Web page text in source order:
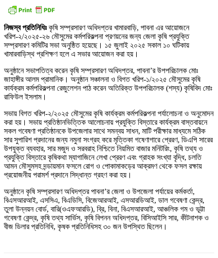
নিজস্ব প্রতিনিধিঃকৃষি সম্প্রসারণ অধিদপ্তর খামারবাড়ি, পাবনা এর আয়োজনে
খরিপ-২/২০২৫-২৬ মৌসুমের কর্মপরিকল্পনা প্রণয়নের জন্য জেলা কৃষি প্রযুক্তি
সম্প্রসারণ কমিটির সভা অনুষ্ঠিত হয়েছে। ১৫ জুলাই ২০২৫ সকাল ১০ ঘটিকায়
খামারবাড়িস্থ প্রশিক্ষণ হলে এ সভার আয়োজন করা হয়।
অনুষ্ঠানে সভাপতিত্ব করেন কৃষি সম্প্রসারণ অধিদপ্তর, পাবনা’র উপপরিচালক মোঃ
জাহাঙ্গীর আলম প্রামানিক। অনুষ্ঠান সঞ্চালনা ও বিগত খরিপ-১/২০২৫ মৌসুমের কৃষি
কার্যক্রম কর্মপরিকল্পনা রেজুলেশন পাঠ করেন অতিরিক্ত উপপরিচালক (শস্য) কৃষিবিদ মোঃ
রাফিউল ইসলাম।
সভায় বিগত খরিপ-২/২০২৫ মৌসুমের কৃষি কার্যক্রম কর্মপরিকল্পনা পর্যালোচনা ও অনুমোদন
করা হয়। সভায় প্রতিষ্ঠানভিত্তিক আলোচনায় প্রযুক্তি বিস্তারে কার্যক্রম বাস্তবায়নে
সকল গবেষণা প্রতিষ্ঠানকে উপজেলার সাথে সমন্বয় সাধন, মাটি পরীক্ষার মাধ্যমে সঠিক
সার সুপারিশ প্রদানের জন্য নমুনা সংগ্রহ করে মৃত্তিকা গষেণাগারে প্রেরণ, ডিএপি সারের
উপযুক্ত ব্যবহার, সার মজুদ ও সরবরাহ নিশ্চিতে নিয়মিত বাজার মনিটরিং, কৃষি তথ্য ও
প্রযুক্তি বিস্তারে কৃষিকথা ম্যাগাজিনে লেখা প্রেরণ এবং গ্রাহক সংখ্যা বৃদ্ধি, চলতি
আমন মৌসুমসহ দন্ডায়মান ফসলে রোগ ও পোকামাকড়ের আক্রমণ থেকে ফসল রক্ষায়
প্রয়োজনীয় পরামর্শ প্রদানে সিদ্ধান্ত গ্রহণ করা হয়।
অনুষ্ঠানে কৃষি সম্প্রসারণ অধিদপ্তর পাবনা’র জেলা ও উপজেলা পর্যায়ের কর্মকর্তা,
বিএসআরআই, এসসিএ, বিএডিসি, বিজেআরআই, এসআরডিআই, ডাল গবেষণা কেন্দ্র,
তুলা উন্নয়ন বোর্ড, বারি(ওএফআরডি), ব্রি, বিনা, বিএসআরআই, আঞ্চলিক গম ও ভূট্টা
গবেষণা কেন্দ্র, কৃষি তথ্য সার্ভিস, কৃষি বিপনন অধিদপ্তর, বিসিআইসি সার, কীটনাশক ও
বীজ ডিলার প্রতিনিধি, কৃষক প্রতিনিধিসহ ৩০ জন উপস্থিত ছিলেন।